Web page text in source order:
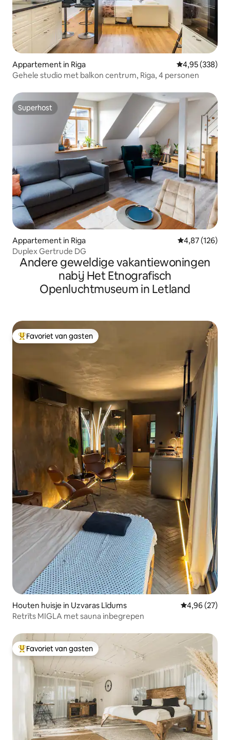
Appartement in Riga Gemiddelde
4,95 (338)
Gehele studio met balkon centrum, Riga, 4 personen
Superhost
Superhost
Appartement in Riga Gemiddelde
4,87 (126)
Duplex Gertrude DG
Andere geweldige vakantiewoningen
nabij Het Etnografisch
Openluchtmuseum in Letland
Topfavoriet van gasten
Favoriet van gasten
Houten huisje in Uzvaras Līdums Gemiddelde
4,96 (27)
Retrīts MIGLA met sauna inbegrepen
Topfavoriet van gasten
Favoriet van gasten